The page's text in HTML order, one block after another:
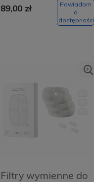
Black
89,00 zł
Powiadom
o
dostępności
Filtry wymienne do